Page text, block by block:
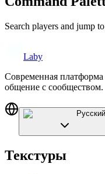
Search players and jump
Laby
Современная
общение с сообществом.
Русский
Текстуры